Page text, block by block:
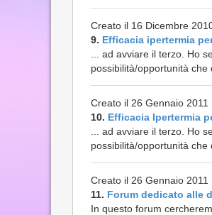
Creato il 16 Dicembre
9. Efficacia ipertermia
... ad avviare il terzo. Ho
possibilità/opportunità che
Creato il 26 Gennaio 2011
10. Efficacia Ipertermia
... ad avviare il terzo. Ho
possibilità/opportunità che
Creato il 26 Gennaio 2011
11. Forum dedicato alle
In questo forum